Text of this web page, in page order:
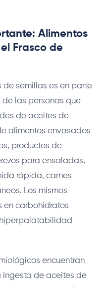
Alimentos
Frasco de
de semillas es en parte
de las personas que
de aceites de
alimentos envasados
productos de
para ensaladas,
rápida, carnes
Los mismos
en carbohidratos
encuentran
ingesta de aceites de